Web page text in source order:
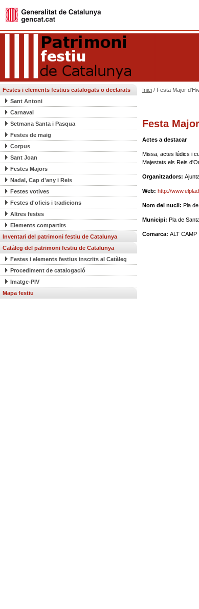
Festes i elements festius catalogats o declarats
Sant Antoni
Carnaval
Setmana Santa i Pasqua
Festes de maig
Corpus
Sant Joan
Festes Majors
Nadal, Cap d'any i Reis
Festes votives
Festes d'oficis i tradicions
Altres festes
Elements compartits
Inventari del patrimoni festiu de Catalunya
Catàleg del patrimoni festiu de Catalunya
Festes i elements festius inscrits al Catàleg
Procediment de catalogació
Imatge-PIV
Mapa festiu
Inici/ Festa Major
Festa
Actes a destacar
Missa, actes lúdics i
Majestats els Reis
Organitzadors:
Web: http://
Nom del nucli: Pla
Municipi: Pla de
Comarca: ALT CAMP